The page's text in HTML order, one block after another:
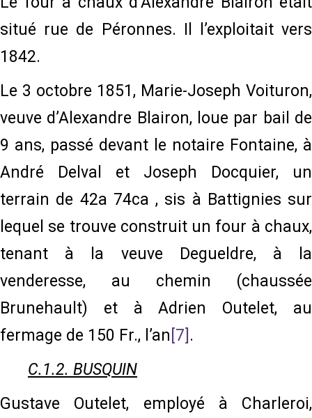
situé rue de Péronnes. Il l’exploitait vers
1842.
Le 3 octobre 1851, Marie-Joseph Voituron,
veuve d’Alexandre Blairon, loue par bail de
9 ans, passé devant le notaire Fontaine, à
André Delval et Joseph Docquier, un
terrain de 42a 74ca , sis à Battignies sur
lequel se trouve construit un four à chaux,
tenant à la veuve Degueldre, à la
venderesse, au chemin (chaussée
Brunehault) et à Adrien Outelet, au
fermage de 150 Fr., l’an [7] .
C.1.2. BUSQUIN
Gustave Outelet, employé à Charleroi,